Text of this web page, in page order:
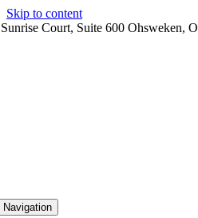
Skip to content
Court, Suite 600 Ohsweken,
Navigation